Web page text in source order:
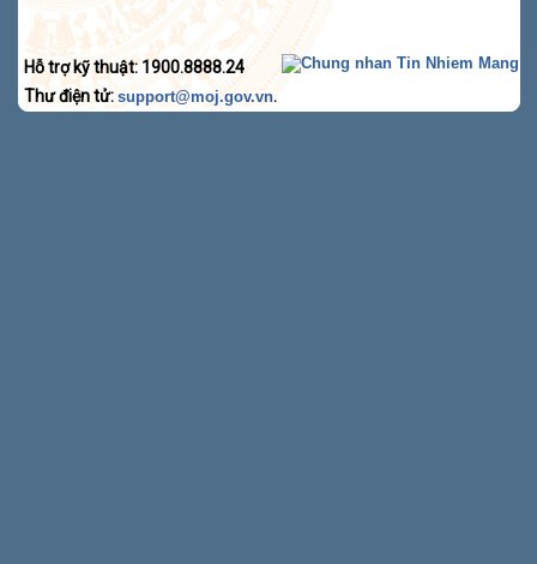
Hỗ trợ kỹ thuật: 1900.8888.24
Thư điện tử: support@moj.gov.vn.